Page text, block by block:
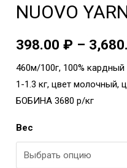
NUOVO
398.00₽ –
460м/100г, 100%
1-1.3 кг, цвет
БОБИНА 3680 р/кг
Вес